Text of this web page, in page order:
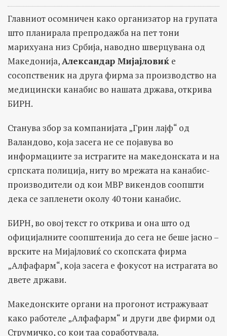
Главниот осомничен како организатор на групата
што планирала препродажба на пет тони
марихуана низ Србија, наводно шверцувана од
Македонија,Александар Мијајловиќ е
сосопственик на друга фирма за производство на
медицински канабис во нашата држава, открива
БИРН.
Станува збор за компанијата „Грин лајф“ од
Валандово, која засега не се појавува во
информациите за истрагите на македонската и на
српската полиција, ниту во мрежата на канабис-
производители од кои МВР викендов соопшти
дека се запленети околу 40 тони канабис.
БИРН, во овој текст го открива и она што од
официјалните соопштенија до сега не беше јасно –
врските на Мијајловиќ со скопската фирма
„Алфафарм“, која засега е фокусот на истрагата во
двете држави.
Македонските органи на прогонот истражуваат
како работеле „Алфафарм“ и други две фирми од
Струмичко, со кои таа соработувала.